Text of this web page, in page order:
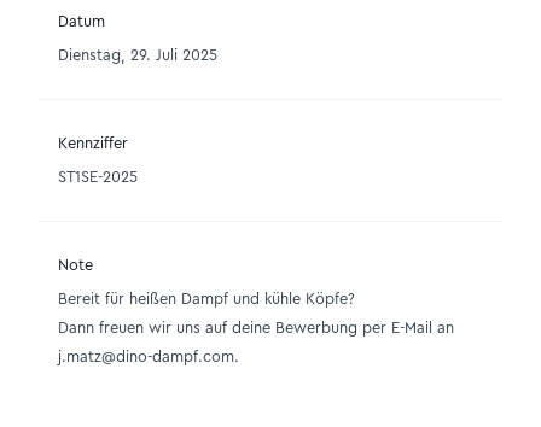
Datum
Dienstag, 29. Juli 2025
Kennziffer
ST1SE-2025
Note
Bereit für heißen Dampf und kühle Köpfe?
Dann freuen wir uns auf deine Bewerbung per E-Mail an
j.matz@dino-dampf.com.